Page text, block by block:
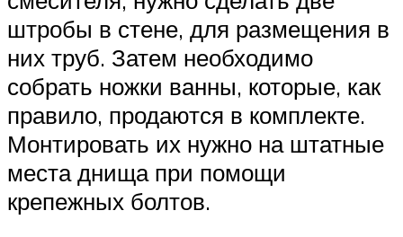
штробы в стене, для размещения в
них труб. Затем необходимо
собрать ножки ванны, которые, как
правило, продаются в комплекте.
Монтировать их нужно на штатные
места днища при помощи
крепежных болтов.